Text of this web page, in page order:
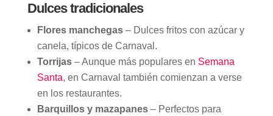
Dulces tradicionales
Flores manchegas– Dulces fritos con azúcar y
canela, típicos de Carnaval.
Torrijas– Aunque más populares en Semana
Santa, en Carnaval también comienzan a verse
en los restaurantes.
Barquillos y mazapanes– Perfectos para